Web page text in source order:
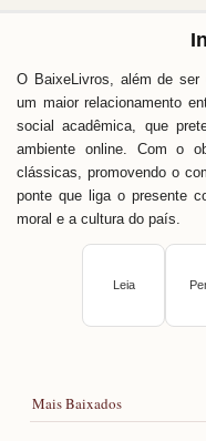
O BaixeLivros, além de ser
um maior relacionamento
social acadêmica, que
ambiente online. Com o
clássicas, promovendo o
ponte que liga o presente
moral e a cultura do país.
Leia
Mais Baixados